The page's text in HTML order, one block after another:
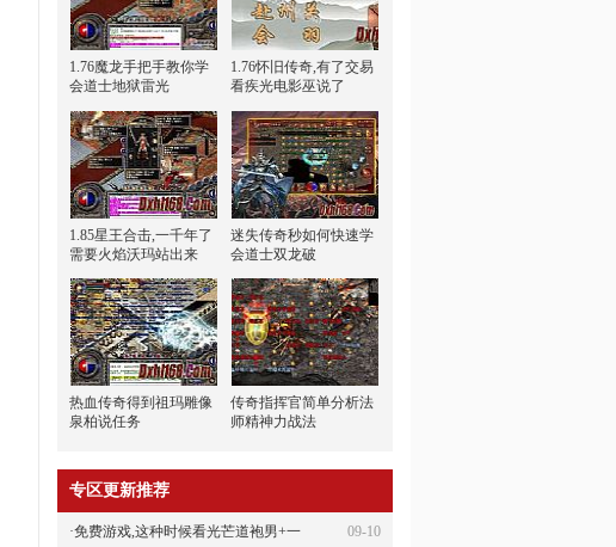
1.76魔龙手把手教你学
会道士地狱雷光
1.76怀旧传奇,有了交易
看疾光电影巫说了
1.85星王合击,一千年了
需要火焰沃玛站出来
迷失传奇秒如何快速学
会道士双龙破
热血传奇得到祖玛雕像
泉柏说任务
传奇指挥官简单分析法
师精神力战法
专区更新推荐
09-10
·免费游戏,这种时候看光芒道袍男+一